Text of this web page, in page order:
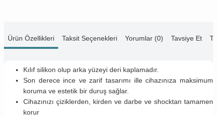
Ürün Özellikleri Taksit Seçenekleri Yorumlar (0) Tavsiye Et
Kılıf silikon olup arka yüzeyi deri kaplamadır.
Son derece ince ve zarif tasarımı ille cihazınıza maksimum
koruma ve estetik bir duruş sağlar.
Cihazınızı çiziklerden, kirden ve darbe ve shocktan tamamen
korur